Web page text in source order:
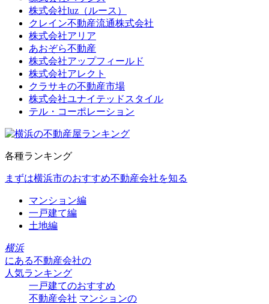
株式会社luz（ルース）
クレイン不動産流通株式会社
株式会社アリア
あおぞら不動産
株式会社アップフィールド
株式会社アレクト
クラサキの不動産市場
株式会社ユナイテッドスタイル
テル・コーポレーション
各種ランキング
まずは横浜市のおすすめ不動産会社を知る
マンション編
一戸建て編
土地編
横浜
にある不動産会社の
人気ランキング
一戸建てのおすすめ
不動産会社 マンションの